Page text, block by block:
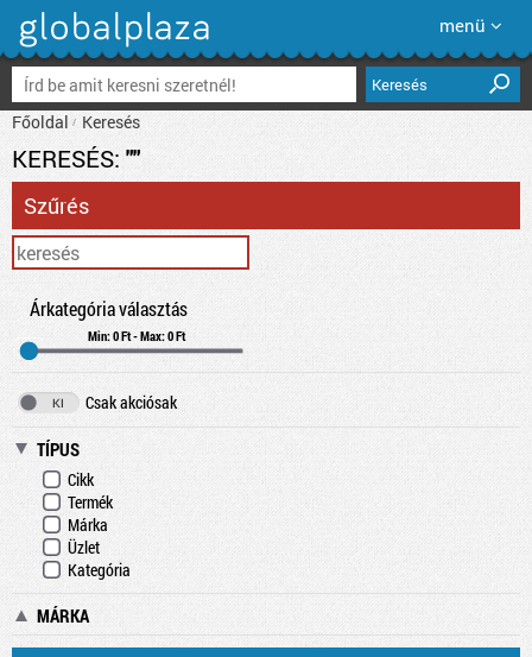
menü
Keresés
Főoldal Keresés
KERESÉS: ""
Szűrés
Árkategória választás
Min: 0 Ft - Max: 0 Ft
Csak akciósak
TÍPUS
Cikk
Termék
Márka
Üzlet
Kategória
MÁRKA